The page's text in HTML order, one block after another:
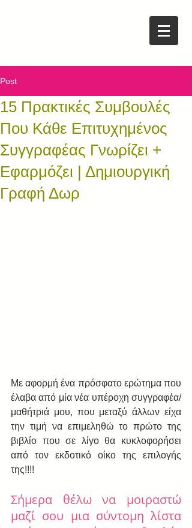
Post
15 Πρακτικές Συμβουλές
Που Κάθε Επιτυχημένος
Συγγραφέας Γνωρίζει +
Εφαρμόζει | Δημιουργική
Γραφή Δωρ
Με αφορμή ένα πρόσφατο ερώτημα που
έλαβα από μία νέα υπέροχη συγγραφέα/
μαθήτριά μου, που μεταξύ άλλων είχα
την τιμή να επιμεληθώ το πρώτο της
βιβλίο που σε λίγο θα κυκλοφορήσει
από τον εκδοτικό οίκο της επιλογής
της!!!!
Σήμερα θέλω να μοιραστώ
μαζί σου μια σύντομη λίστα